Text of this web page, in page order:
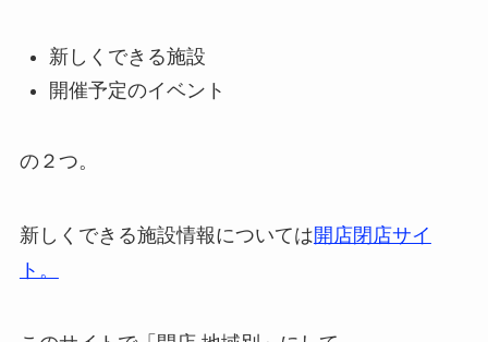
新しくできる施設
開催予定のイベント
の２つ。
新しくできる施設情報については開店閉店サイ
ト。